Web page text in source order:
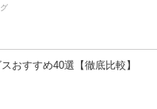
おすすめ40選【徹底比較】